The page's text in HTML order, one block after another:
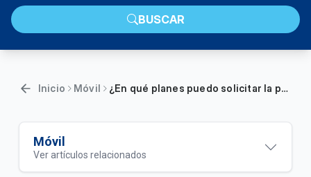
BUSCAR
Inicio Móvil ¿En qué planes puedo solicitar la portabilidad a Tigo? | Móvil
Móvil
Ver artículos relacionados